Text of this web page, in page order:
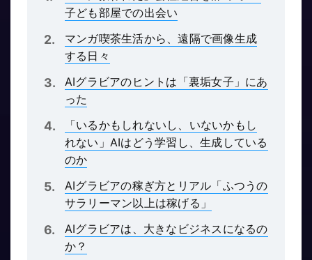
子ども部屋での出会い
マンガ喫茶生活から、遠隔で画像生成
する日々
AIグラビアのヒントは「裏垢女子」にあ
った
「いるかもしれないし、いないかもし
れない」AIはどう学習し、生成している
のか
AIグラビアの稼ぎ方とリアル「ふつうの
サラリーマン以上は稼げる」
AIグラビアは、大きなビジネスになるの
か？